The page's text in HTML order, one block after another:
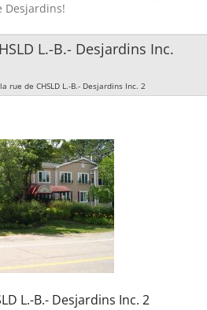
Desjardins!
L.-B.- Desjardins Inc.
rue de CHSLD L.-B.- Desjardins Inc. 2
L.-B.- Desjardins Inc. 2